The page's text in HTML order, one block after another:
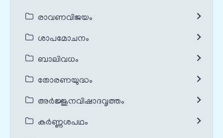
രാവണവിജയം
ശാപമോചനം
ബാലിവധം
തോരണയുദ്ധം
അർജ്ജുനവിഷാദവൃത്തം
കർണ്ണശപഥം